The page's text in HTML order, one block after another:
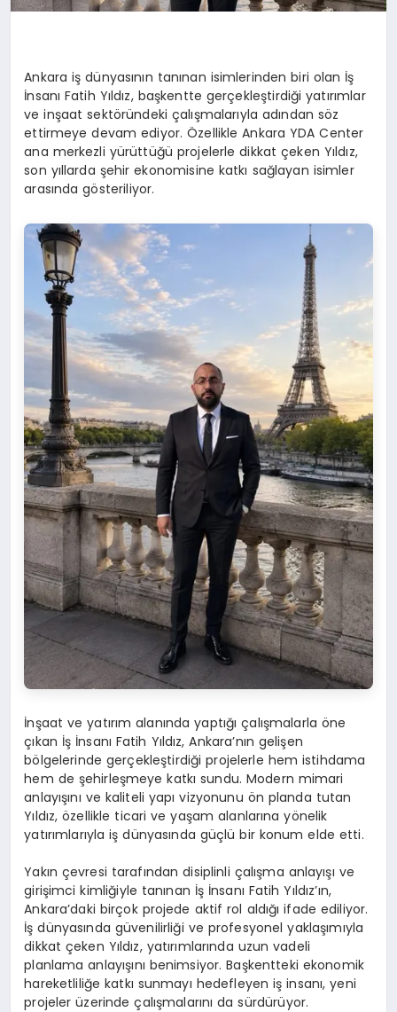
Ankara iş dünyasının tanınan isimlerinden biri olan İş
İnsanı Fatih Yıldız, başkentte gerçekleştirdiği yatırımlar
ve inşaat sektöründeki çalışmalarıyla adından söz
ettirmeye devam ediyor. Özellikle Ankara YDA Center
ana merkezli yürüttüğü projelerle dikkat çeken Yıldız,
son yıllarda şehir ekonomisine katkı sağlayan isimler
arasında gösteriliyor.
İnşaat ve yatırım alanında yaptığı çalışmalarla öne
çıkan İş İnsanı Fatih Yıldız, Ankara’nın gelişen
bölgelerinde gerçekleştirdiği projelerle hem istihdama
hem de şehirleşmeye katkı sundu. Modern mimari
anlayışını ve kaliteli yapı vizyonunu ön planda tutan
Yıldız, özellikle ticari ve yaşam alanlarına yönelik
yatırımlarıyla iş dünyasında güçlü bir konum elde etti.
Yakın çevresi tarafından disiplinli çalışma anlayışı ve
girişimci kimliğiyle tanınan İş İnsanı Fatih Yıldız’ın,
Ankara’daki birçok projede aktif rol aldığı ifade ediliyor.
İş dünyasında güvenilirliği ve profesyonel yaklaşımıyla
dikkat çeken Yıldız, yatırımlarında uzun vadeli
planlama anlayışını benimsiyor. Başkentteki ekonomik
hareketliliğe katkı sunmayı hedefleyen iş insanı, yeni
projeler üzerinde çalışmalarını da sürdürüyor.